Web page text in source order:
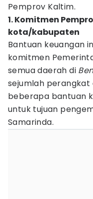
Pemprov Kaltim.
1. Komitmen
kota/kabupaten
Bantuan keuangan
komitmen
semua daerah di
sejumlah
beberapa bantuan
untuk tujuan
Samarinda.